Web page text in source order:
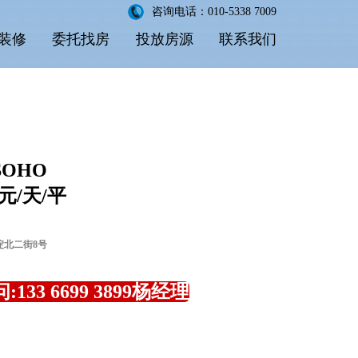
咨询电话：010-5338 7009
修 委托找房 投放房源 联系我们
/天/平
北二街8号
:133 6699 3899杨经理